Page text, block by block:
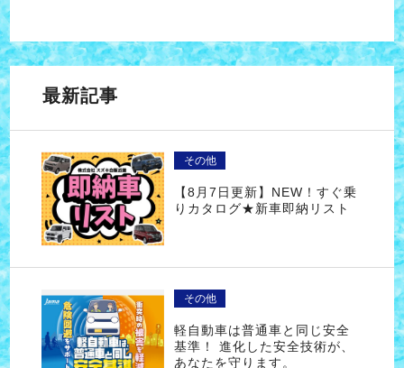
最新記事
その他
【8月7日更新】NEW！すぐ乗
りカタログ★新車即納リスト
その他
軽自動車は普通車と同じ安全
基準！ 進化した安全技術が、
あなたを守ります。